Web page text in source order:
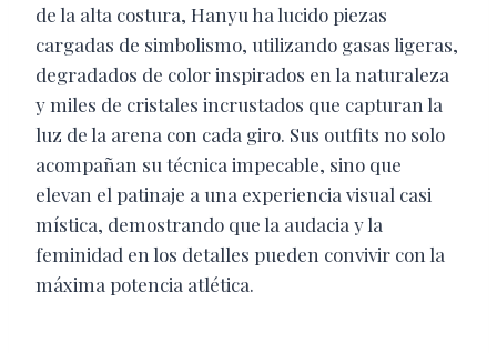
de la alta costura, Hanyu ha lucido piezas
cargadas de simbolismo, utilizando gasas ligeras,
degradados de color inspirados en la naturaleza
y miles de cristales incrustados que capturan la
luz de la arena con cada giro. Sus outfits no solo
acompañan su técnica impecable, sino que
elevan el patinaje a una experiencia visual casi
mística, demostrando que la audacia y la
feminidad en los detalles pueden convivir con la
máxima potencia atlética.